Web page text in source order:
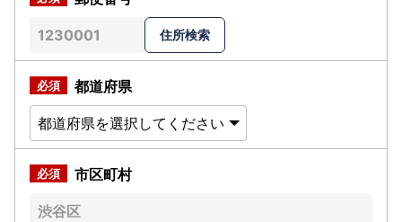
都道府県
市区町村